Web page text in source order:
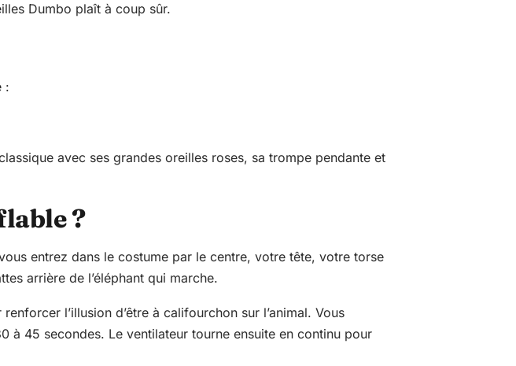
Dumbo plaît à coup sûr.
:
avec ses grandes oreilles roses, sa trompe pendante et
?
entrez dans le costume par le centre, votre tête, votre torse
arrière de l’éléphant qui marche.
l’illusion d’être à califourchon sur l’animal. Vous
45 secondes. Le ventilateur tourne ensuite en continu pour